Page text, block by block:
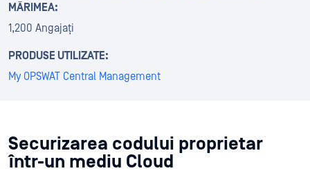
MĂRIMEA:
1,200 Angajați
PRODUSE UTILIZATE:
My OPSWAT Central Management
Securizarea codului proprietar
într-un mediu Cloud